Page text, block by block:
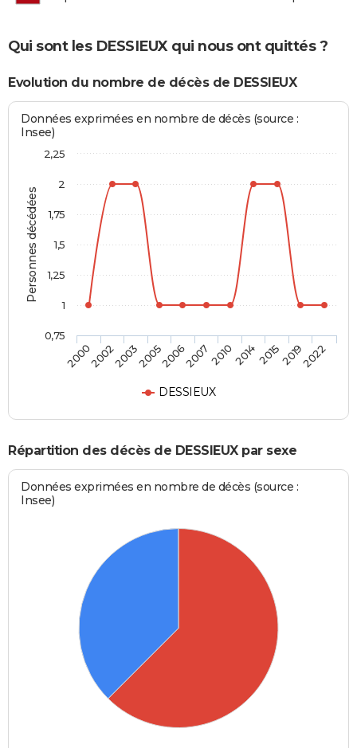
Qui sont les DESSIEUX qui nous ont quittés ?
Evolution du nombre de décès de DESSIEUX
Personnes décédées
Données exprimées en nombre de décès (source :
Insee)
DESSIEUX
20002002200320052006200720102014201520192022
0,75
1
1,25
1,5
1,75
2
2,25
Répartition des décès de DESSIEUX par sexe
Données exprimées en nombre de décès (source :
Insee)